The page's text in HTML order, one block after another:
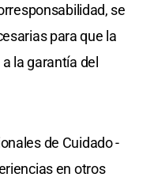
se
para que la
la garantía del
de Cuidado -
en otros